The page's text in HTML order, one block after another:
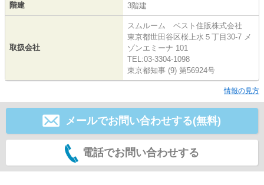
階建 3階建
取扱会社
スムルーム ベスト住販株式会社
東京都世田谷区桜上水５丁目30-7 メ
ゾンエミーナ 101
TEL:03-3304-1098
東京都知事 (9) 第56924号
情報の見方
メールでお問い合わせする(無料)
電話でお問い合わせする